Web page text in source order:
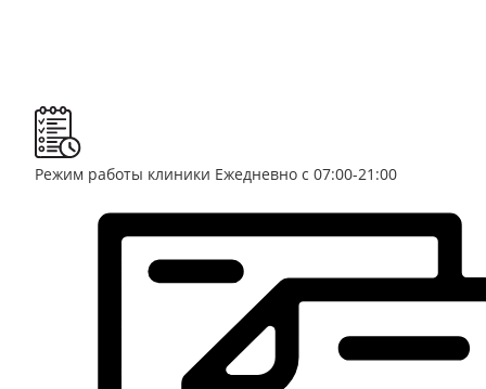
Режим работы клиники Ежедневно с 07:00-21:00